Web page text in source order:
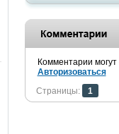
Комментарии
Авторизоваться
Страницы:
1